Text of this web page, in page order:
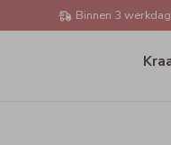
Binnen 3